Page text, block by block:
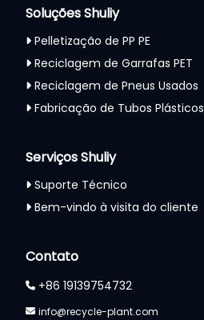
Soluções Shuliy
Pelletização de PP PE
Reciclagem de Garrafas PET
Reciclagem de Pneus Usados
Fabricação de Tubos Plásticos
Serviços Shuliy
Suporte Técnico
Bem-vindo à visita do cliente
Contato
+86 19139754732
info@recycle-plant.com